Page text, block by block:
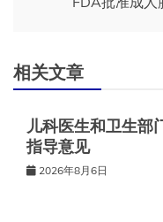
相关文章
儿科医生和卫生部
指导意见
2026年8月6日